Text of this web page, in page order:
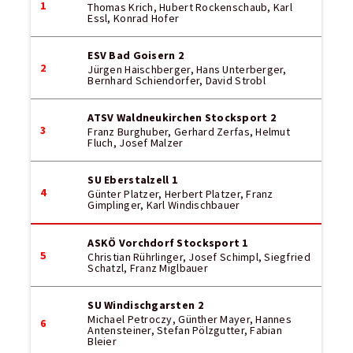
1
Thomas Krich, Hubert Rockenschaub, Karl
Essl, Konrad Hofer
2
ESV Bad Goisern 2
Jürgen Haischberger, Hans Unterberger,
Bernhard Schiendorfer, David Strobl
3
ATSV Waldneukirchen Stocksport 2
Franz Burghuber, Gerhard Zerfas, Helmut
Fluch, Josef Malzer
4
SU Eberstalzell 1
Günter Platzer, Herbert Platzer, Franz
Gimplinger, Karl Windischbauer
5
ASKÖ Vorchdorf Stocksport 1
Christian Rührlinger, Josef Schimpl, Siegfried
Schatzl, Franz Miglbauer
6
SU Windischgarsten 2
Michael Petroczy, Günther Mayer, Hannes
Antensteiner, Stefan Pölzgutter, Fabian
Bleier